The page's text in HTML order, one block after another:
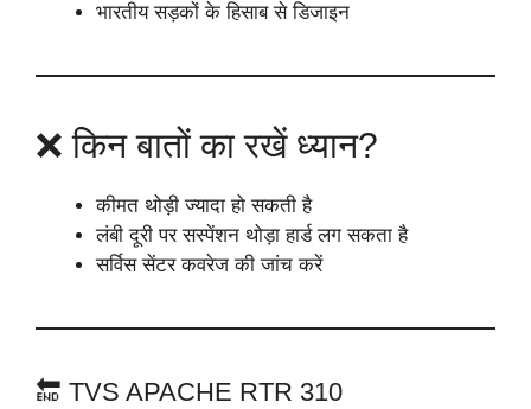
भारतीय सड़कों के हिसाब से डिजाइन
❌ किन बातों का रखें ध्यान?
कीमत थोड़ी ज्यादा हो सकती है
लंबी दूरी पर सस्पेंशन थोड़ा हार्ड लग सकता है
सर्विस सेंटर कवरेज की जांच करें
🔚 TVS APACHE RTR 310